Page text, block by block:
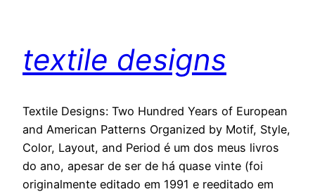
textile designs
Textile Designs: Two Hundred Years of European
and American Patterns Organized by Motif, Style,
Color, Layout, and Period é um dos meus livros
do ano, apesar de ser de há quase vinte (foi
originalmente editado em 1991 e reeditado em